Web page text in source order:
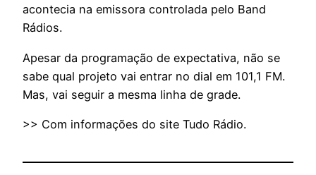
acontecia na emissora controlada pelo Band
Rádios.
Apesar da programação de expectativa, não se
sabe qual projeto vai entrar no dial em 101,1 FM.
Mas, vai seguir a mesma linha de grade.
>> Com informações do site Tudo Rádio.